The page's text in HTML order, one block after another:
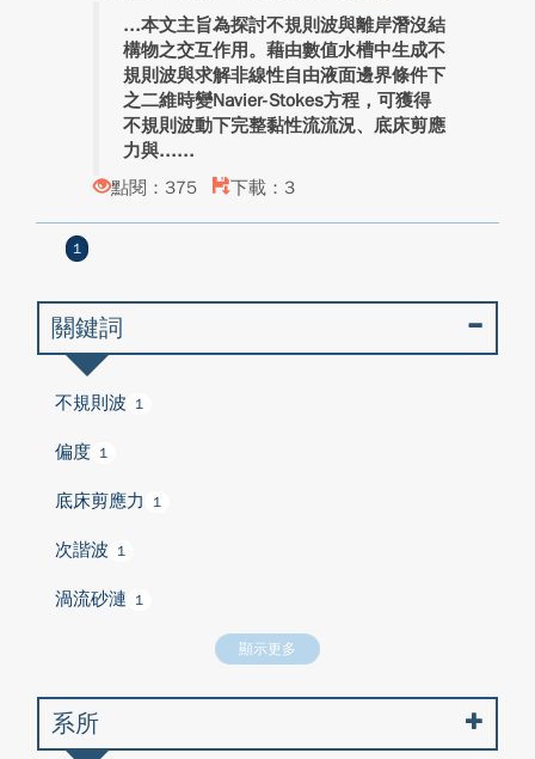
本文主旨為探討不規則波與離岸潛沒結
構物之交互作用。藉由數值水槽中生成不
規則波與求解非線性自由液面邊界條件下
之二維時變Navier-Stokes方程，可獲得
不規則波動下完整黏性流流況、底床剪應
力與...
點閱：375
下載：3
1
關鍵詞
不規則波 1
偏度 1
底床剪應力 1
次諧波 1
渦流砂漣 1
顯示更多
系所